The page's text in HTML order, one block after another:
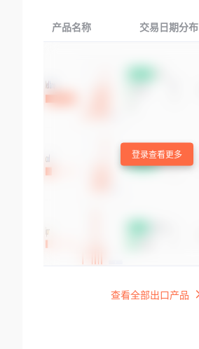
产品名称 交易日期分布
登录查看更多
查看全部出口产品